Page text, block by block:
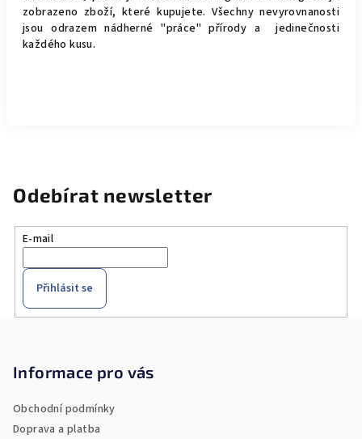
zobrazeno zboží, které kupujete.Všechny nevyrovnanosti
jsou odrazem nádherné "práce" přírody a jedinečnosti
každého kusu.
Odebírat newsletter
E-mail
Přihlásit se
Informace pro vás
Obchodní podmínky
Doprava a platba